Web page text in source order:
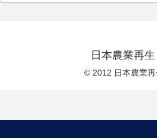
日本農業
© 2012 日本農